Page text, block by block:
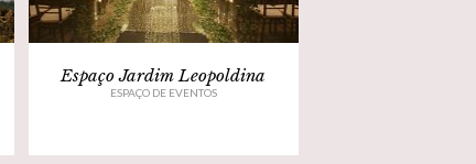
Espaço Jardim Leopoldina
ESPAÇO DE EVENTOS